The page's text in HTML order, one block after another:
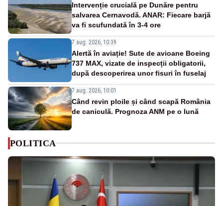
Intervenție crucială pe Dunăre pentru
salvarea Cernavodă. ANAR: Fiecare barjă
va fi scufundată în 3-4 ore
7 aug. 2026, 10:39
Alertă în aviație! Sute de avioane Boeing
737 MAX, vizate de inspecții obligatorii,
după descoperirea unor fisuri în fuselaj
7 aug. 2026, 10:01
Când revin ploile și când scapă România
de caniculă. Prognoza ANM pe o lună
POLITICA